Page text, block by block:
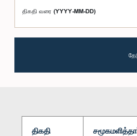
திகதி வரை (YYYY-MM-DD)
திகதி